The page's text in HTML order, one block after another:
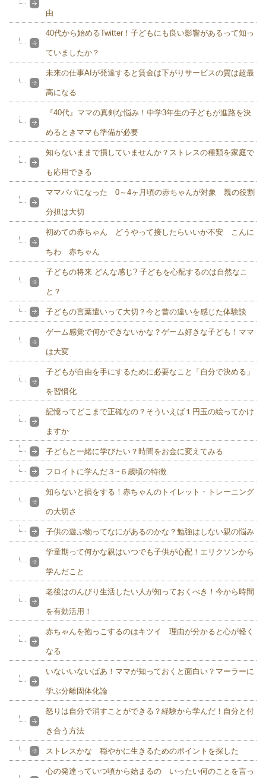
由
40代から始めるTwitter！子どもにも良い影響があるって知っ
ていましたか？
未来の仕事AIが発達すると賃金は下がりサービスの質は超最
高になる
『40代』ママの真剣な悩み！中学3年生の子どもが進路を決
めるときママも準備が必要
知らないままで損していませんか？ストレスの種類を家庭で
も応用できる
ママパパになった 0～4ヶ月頃の赤ちゃんが対象 親の役割
分担は大切
初めての赤ちゃん どうやって接したらいいか不安 こんに
ちわ 赤ちゃん
子どもの将来 どんな感じ? 子どもを心配するのは自然なこ
と？
子どもの言葉遣いって大切？今と昔の違いを感じた体験談
ゲーム感覚で何かできないかな？ゲーム好きな子ども！ママ
は大変
子どもが自由を手にするために必要なこと「自分で決める」
を習慣化
記憶ってどこまで正確なの？そういえば１円玉の絵ってかけ
ますか
子どもと一緒に学びたい？時間をお金に変えてみる
フロイトに学んだ３~６歳頃の特徴
知らないと損をする！赤ちゃんのトイレット・トレーニング
の大切さ
子供の遊ぶ物ってなにがあるのかな？勉強はしない親の悩み
学童期って何かな親はいつでも子供が心配！エリクソンから
学んだこと
老後はのんびり生活したい人が知っておくべき！今から時間
を有効活用！
赤ちゃんを抱っこするのはキツイ 理由が分かると心が軽く
なる
いないいないばあ！ママが知っておくと面白い？マーラーに
学ぶ分離固体化論
怒りは自分で消すことができる？経験から学んだ！自分と付
き合う方法
ストレスかな 穏やかに生きるためのポイントを探した
心の発達っていつ頃から始まるの いったい何のことを言っ